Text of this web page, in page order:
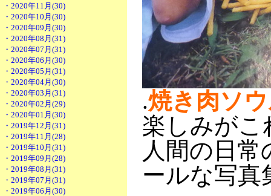
・2020年11月(30)
・2020年10月(30)
・2020年09月(30)
・2020年08月(31)
・2020年07月(31)
・2020年06月(30)
・2020年05月(31)
・2020年04月(30)
・2020年03月(31)
・2020年02月(29)
・2020年01月(30)
・2019年12月(31)
・2019年11月(28)
・2019年10月(31)
・2019年09月(28)
・2019年08月(31)
・2019年07月(31)
・2019年06月(30)
.焼き肉ソ
楽しみがこ
人間の日
ールな写